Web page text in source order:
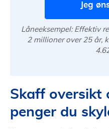
Jeg
Låneeksempel: Effektiv
2 millioner over 25 år,
Skaff oversikt
penger du